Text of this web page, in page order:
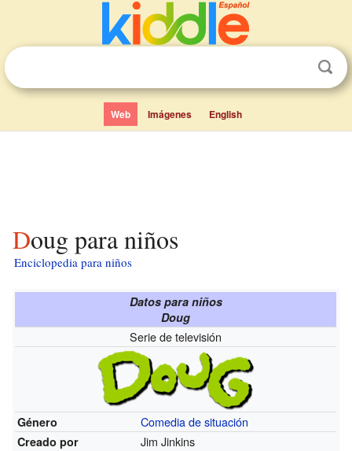
Web Imágenes English
Doug para niños
Enciclopedia para niños
Datos para niños
Doug
Serie de televisión
Género Comedia de situación
Creado por Jim Jinkins